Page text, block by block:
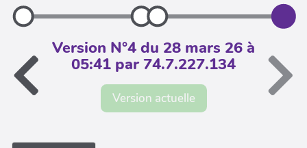
Version N°4 du 28 mars 26 à
05:41 par 74.7.227.134
Version actuelle